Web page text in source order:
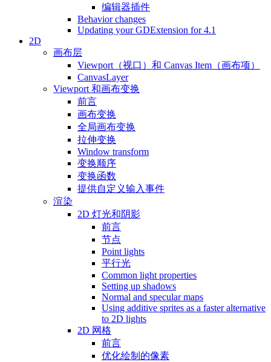
编辑器插件
Behavior changes
Updating your GDExtension for 4.1
2D
画布层
Viewport（视口）和 Canvas Item（画布项）
CanvasLayer
Viewport 和画布变换
前言
画布变换
全局画布变换
拉伸变换
Window transform
变换顺序
变换函数
提供自定义输入事件
渲染
2D 灯光和阴影
前言
节点
Point lights
平行光
Common light properties
Setting up shadows
Normal and specular maps
Using additive sprites as a faster alternative
to 2D lights
2D 网格
前言
优化绘制的像素